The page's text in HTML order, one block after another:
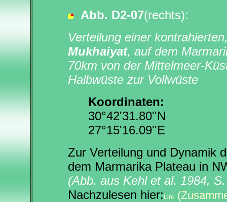
Abb. D2-07(rechts):
Verteilung einer
Mukhaiyat, auf dem
70km von der Mittelmeer-
Halbwüste zur Vollwüste
Koordinaten:
30°42'31.80''N
27°15'16.09''E
Zur Verteilung und Dynamik
dem Marmarika Plateau in
(Abb. aus Kehl et al. 1984,
Nachzulesen hier: